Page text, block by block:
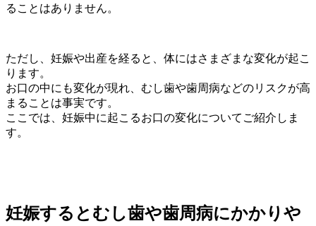
ることはありません。
ただし、妊娠や出産を経ると、体にはさまざまな変化が起こ
ります。
お口の中にも変化が現れ、むし歯や歯周病などのリスクが高
まることは事実です。
ここでは、妊娠中に起こるお口の変化についてご紹介しま
す。
妊娠するとむし歯や歯周病にかかりや